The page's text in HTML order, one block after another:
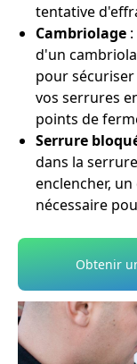
tentative
Cambriolage
d'un
pour
vos serrures
points de
Serrure
dans la
enclencher,
nécessaire
Obtenir